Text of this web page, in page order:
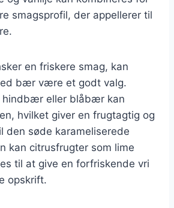
smagsprofil, der appellerer til
en friskere smag, kan
bær være et godt valg.
hindbær eller blåbær kan
hvilket giver en frugtagtig og
den søde karameliserede
kan citrusfrugter som lime
til at give en forfriskende vri
opskrift.